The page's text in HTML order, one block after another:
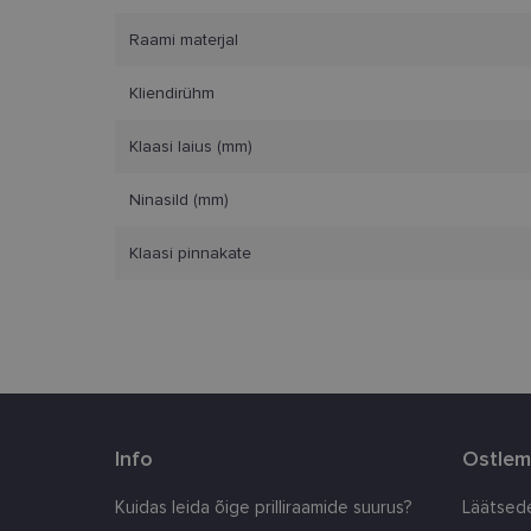
Raami materjal
Kliendirühm
Klaasi laius (mm)
Ninasild (mm)
Klaasi pinnakate
Info
Kuidas leida õige prilliraamide suurus?
Vajalikud küpsised
Nimi
Nimi
Pakkuja/
Domeen